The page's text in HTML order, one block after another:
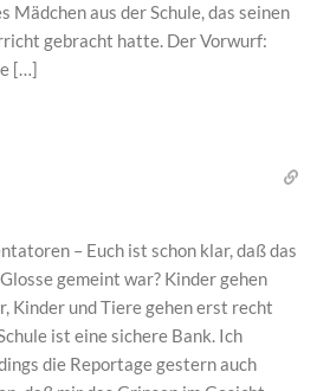
Mädchen aus der Schule, das seinen
gebracht hatte. Der Vorwurf:
[…]
– Euch ist schon klar, daß das
gemeint war? Kinder gehen
Kinder und Tiere gehen erst recht
ist eine sichere Bank. Ich
die Reportage gestern auch